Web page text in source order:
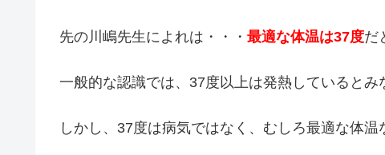
先の川嶋先生によれは・・・ 最適な体温は37度だ
一般的な認識では、37度以上は発熱しているとみ
しかし、37度は病気ではなく、むしろ最適な体温